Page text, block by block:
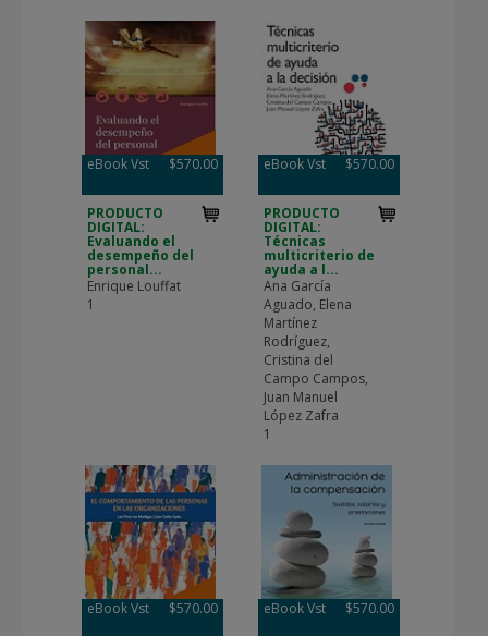
eBook Vst $570.00
PRODUCTO
DIGITAL:
Evaluando el
desempeño del
personal...
Enrique Louffat
1
eBook Vst $570.00
PRODUCTO
DIGITAL:
Técnicas
multicriterio de
ayuda a l...
Ana García
Aguado, Elena
Martínez
Rodríguez,
Cristina del
Campo Campos,
Juan Manuel
López Zafra
1
eBook Vst $570.00 eBook Vst $570.00